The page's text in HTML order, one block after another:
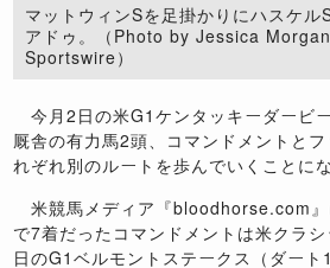
マットウィンSを足掛かりにハスケル
アドゥ。（Photo by Jessica
Sportswire）
今月2日の米G1ケンタッキーダービ
厩舎の有力馬2頭、コマンドメントと
れぞれ別のルートを歩んでいくことに
米競馬メディア『bloodhorse.com』
で7着だったコマンドメントは米クラ
日のG1ベルモントステークス（ダー